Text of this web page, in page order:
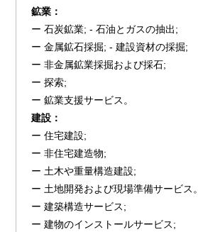
鉱業：
ー 石炭鉱業; - 石油とガスの抽出;
ー 金属鉱石採掘; - 建設資材の採掘;
ー 非金属鉱業採掘および採石;
ー 探索;
ー 鉱業支援サービス。
建設：
ー 住宅建設;
ー 非住宅建造物;
ー 土木や重量構造建設;
ー 土地開発および現場準備サービス。
ー 建築構造サービス;
ー 建物のインストールサービス;